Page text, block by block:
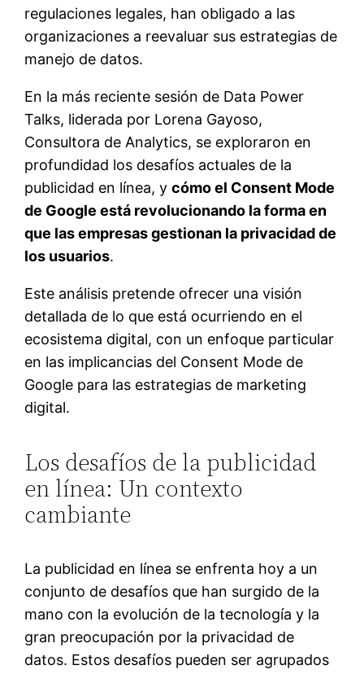
regulaciones legales, han obligado a las
organizaciones a reevaluar sus estrategias de
manejo de datos.
En la más reciente sesión de Data Power
Talks, liderada por Lorena Gayoso,
Consultora de Analytics, se exploraron en
profundidad los desafíos actuales de la
publicidad en línea, ycómo el Consent Mode
de Google está revolucionando la forma en
que las empresas gestionan la privacidad de
los usuarios.
Este análisis pretende ofrecer una visión
detallada de lo que está ocurriendo en el
ecosistema digital, con un enfoque particular
en las implicancias del Consent Mode de
Google para las estrategias de marketing
digital.
Los desafíos de la publicidad
en línea: Un contexto
cambiante
La publicidad en línea se enfrenta hoy a un
conjunto de desafíos que han surgido de la
mano con la evolución de la tecnología y la
gran preocupación por la privacidad de
datos. Estos desafíos pueden ser agrupados